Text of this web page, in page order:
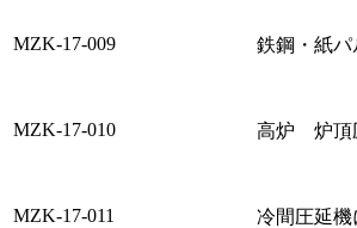
MZK-17-009
鉄鋼・紙
MZK-17-010
高炉 炉頂
MZK-17-011
冷間圧延